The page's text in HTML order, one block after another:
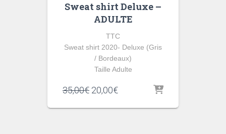
Sweat shirt Deluxe –
ADULTE
TTC
Sweat shirt 2020- Deluxe (Gris
/ Bordeaux)
Taille Adulte
35,00€ Le
initial
20,00€Le
actuel